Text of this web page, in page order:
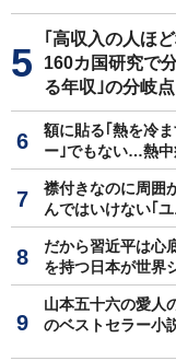
｢高収入の人ほ
160カ国研究で
る年収｣の分岐点
額に貼る｢熱を冷
ー｣でもない…熱中
襟付きなのに周囲
んではいけない｢
だから習近平は心
を持つ日本が世界
山本五十六の愛人
のベストセラー小